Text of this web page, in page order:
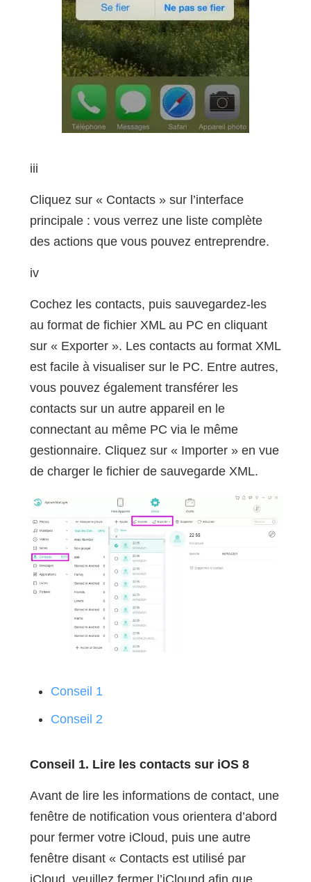
iii
Cliquez sur « Contacts » sur l’interface
principale : vous verrez une liste complète
des actions que vous pouvez entreprendre.
iv
Cochez les contacts, puis sauvegardez-les
au format de fichier XML au PC en cliquant
sur « Exporter ». Les contacts au format XML
est facile à visualiser sur le PC. Entre autres,
vous pouvez également transférer les
contacts sur un autre appareil en le
connectant au même PC via le même
gestionnaire. Cliquez sur « Importer » en vue
de charger le fichier de sauvegarde XML.
Conseil 1
Conseil 2
Conseil 1. Lire les contacts sur iOS 8
Avant de lire les informations de contact, une
fenêtre de notification vous orientera d’abord
pour fermer votre iCloud, puis une autre
fenêtre disant « Contacts est utilisé par
iCloud, veuillez fermer l’iClound afin que